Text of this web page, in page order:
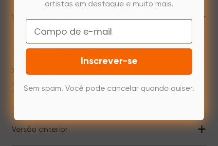
Versão anterior +
Mac 10.12~14.2
XPPenMac_3.4.15_240313
Versão anterior +
artistas em destaque e muito mais.
Email
Inscrever-se
Sem spam. Você pode cancelar quando quiser.